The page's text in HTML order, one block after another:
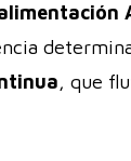
, que